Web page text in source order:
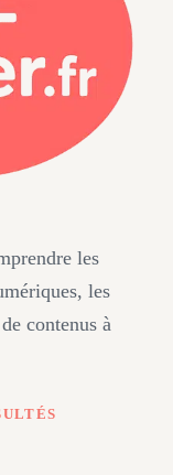
les
les
contenus à